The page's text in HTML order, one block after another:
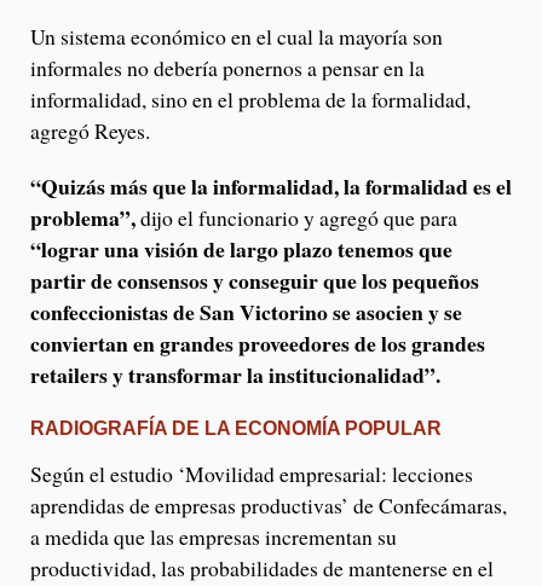
Un sistema económico en el cual la mayoría son
informales no debería ponernos a pensar en la
informalidad, sino en el problema de la formalidad,
agregó Reyes.
“Quizás más que la informalidad, la formalidad es el
problema”,dijo el funcionario y agregó que para
“lograr una visión de largo plazo tenemos que
partir de consensos y conseguir que los pequeños
confeccionistas de San Victorino se asocien y se
conviertan en grandes proveedores de los grandes
retailers y transformar la institucionalidad”.
RADIOGRAFÍA DE LA ECONOMÍA POPULAR
Según el estudio ‘Movilidad empresarial: lecciones
aprendidas de empresas productivas’ de Confecámaras,
a medida que las empresas incrementan su
productividad, las probabilidades de mantenerse en el